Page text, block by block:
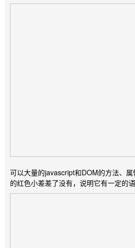
可以大量的javascript和DOM的方法、
的红色小差差了没有，说明它有一定的